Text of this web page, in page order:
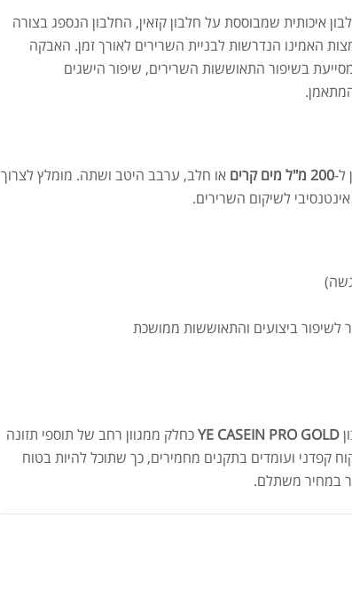
איכותית שמבוססת על חלבון קזאין, החלבון הנספג בצורה
האמינו הנדרשות לבניית השרירים לאורך זמן. האבקה
בשיפור התאוששות השרירים, שיפור הישגים
ל-200 מ"ל מים קרים
או חלב, ערבב היטב ושתה. מומלץ לצרוך
לשיקום השרירים.
לשיפור ביצועים והתאוששות ממושכת
YE CASEIN PRO GOLDכחלק ממגוון רחב של תוספי תזונה
קפדני ועומדים בתקנים מחמירים, כך שתוכל להיות בטוח
במחיר משתלם.